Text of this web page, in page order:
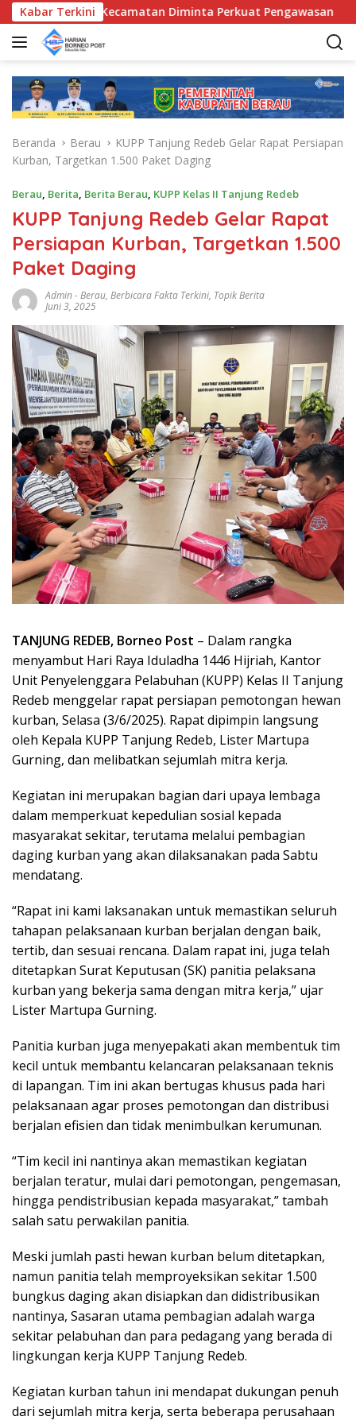
a
Kabar Terkini
Bunda Kecamatan Diminta Perkuat Pengawasan
Beranda Berau
KUPP Tanjung Redeb Gelar Rapat Persiapan
Kurban, Targetkan 1.500 Paket Daging
Berau, Berita, Berita Berau, KUPP Kelas II Tanjung Redeb
KUPP Tanjung Redeb Gelar Rapat
Persiapan Kurban, Targetkan 1.500
Paket Daging
Admin-Berau, Berbicara Fakta Terkini, Topik Berita
Juni 3, 2025
TANJUNG REDEB, Borneo Post – Dalam rangka
menyambut Hari Raya Iduladha 1446 Hijriah, Kantor
Unit Penyelenggara Pelabuhan (KUPP) Kelas II Tanjung
Redeb menggelar rapat persiapan pemotongan hewan
kurban, Selasa (3/6/2025). Rapat dipimpin langsung
oleh Kepala KUPP Tanjung Redeb, Lister Martupa
Gurning, dan melibatkan sejumlah mitra kerja.
Kegiatan ini merupakan bagian dari upaya lembaga
dalam memperkuat kepedulian sosial kepada
masyarakat sekitar, terutama melalui pembagian
daging kurban yang akan dilaksanakan pada Sabtu
mendatang.
“Rapat ini kami laksanakan untuk memastikan seluruh
tahapan pelaksanaan kurban berjalan dengan baik,
tertib, dan sesuai rencana. Dalam rapat ini, juga telah
ditetapkan Surat Keputusan (SK) panitia pelaksana
kurban yang bekerja sama dengan mitra kerja,” ujar
Lister Martupa Gurning.
Panitia kurban juga menyepakati akan membentuk tim
kecil untuk membantu kelancaran pelaksanaan teknis
di lapangan. Tim ini akan bertugas khusus pada hari
pelaksanaan agar proses pemotongan dan distribusi
berjalan efisien dan tidak menimbulkan kerumunan.
“Tim kecil ini nantinya akan memastikan kegiatan
berjalan teratur, mulai dari pemotongan, pengemasan,
hingga pendistribusian kepada masyarakat,” tambah
salah satu perwakilan panitia.
Meski jumlah pasti hewan kurban belum ditetapkan,
namun panitia telah memproyeksikan sekitar 1.500
bungkus daging akan disiapkan dan didistribusikan
nantinya, Sasaran utama pembagian adalah warga
sekitar pelabuhan dan para pedagang yang berada di
lingkungan kerja KUPP Tanjung Redeb.
Kegiatan kurban tahun ini mendapat dukungan penuh
dari sejumlah mitra kerja, serta beberapa perusahaan